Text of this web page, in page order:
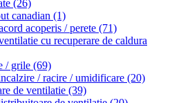
(26)
canadian (1)
acoperis / perete (71)
cu recuperare de caldura
/ grile (69)
/ racire / umidificare (20)
de ventilatie (39)